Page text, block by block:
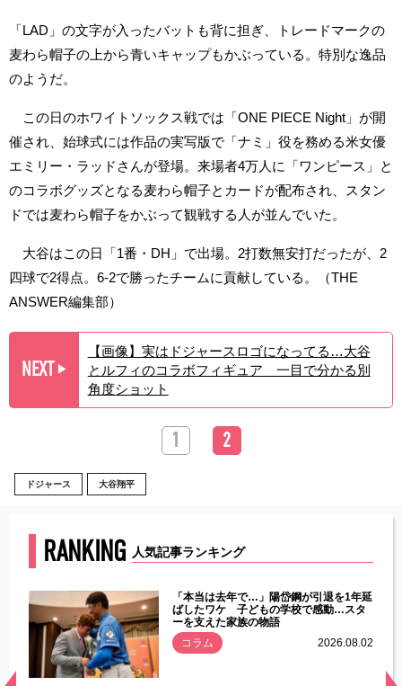
「LAD」の文字が入ったバットも背に担ぎ、トレードマークの
麦わら帽子の上から青いキャップもかぶっている。特別な逸品
のようだ。
この日のホワイトソックス戦では「ONE PIECE Night」が開
催され、始球式には作品の実写版で「ナミ」役を務める米女優
エミリー・ラッドさんが登場。来場者4万人に「ワンピース」と
のコラボグッズとなる麦わら帽子とカードが配布され、スタン
ドでは麦わら帽子をかぶって観戦する人が並んでいた。
大谷はこの日「1番・DH」で出場。2打数無安打だったが、2
四球で2得点。6-2で勝ったチームに貢献している。（THE
ANSWER編集部）
NEXT ▶︎
【画像】実はドジャースロゴになってる…大谷
とルフィのコラボフィギュア 一目で分かる別
角度ショット
1 2
ドジャース 大谷翔平
RANKING 人気記事ランキング
「本当は去年で…」陽岱鋼が引退を1年延
ばしたワケ 子どもの学校で感動…スタ
ーを支えた家族の物語
コラム
2026.08.02